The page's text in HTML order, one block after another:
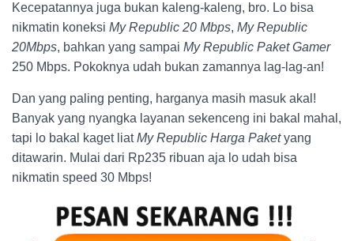
Kecepatannya juga bukan kaleng-kaleng, bro. Lo bisa
nikmatin koneksi My Republic 20 Mbps, My Republic
20Mbps, bahkan yang sampai My Republic Paket Gamer
250 Mbps. Pokoknya udah bukan zamannya lag-lag-an!
Dan yang paling penting, harganya masih masuk akal!
Banyak yang nyangka layanan sekenceng ini bakal mahal,
tapi lo bakal kaget liatMy Republic Harga Paketyang
ditawarin. Mulai dari Rp235 ribuan aja lo udah bisa
nikmatin speed 30 Mbps!